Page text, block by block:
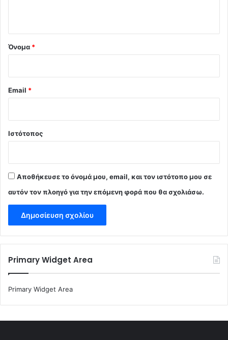
Όνομα *
Email *
Ιστότοπος
Αποθήκευσε το όνομά μου, email, και τον ιστότοπο μου σε
αυτόν τον πλοηγό για την επόμενη φορά που θα σχολιάσω.
Primary Widget Area
Primary Widget Area